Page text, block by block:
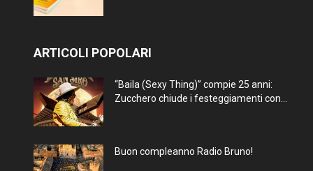
ARTICOLI POPOLARI
“Baila (Sexy Thing)” compie 25 anni:
Zucchero chiude i festeggiamenti con...
Buon compleanno Radio Bruno!